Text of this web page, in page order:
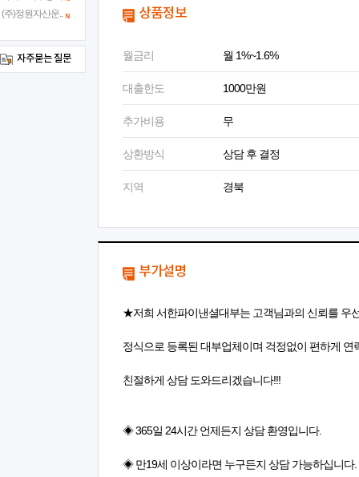
상품정보
월금리 월 1%~1.6%
대출한도 1000만원
추가비용 무
상환방식 상담 후 결정
지역 경북
부가설명
★저희 서한파이낸셜대부는 고객님과의 신뢰를 우
정식으로 등록된 대부업체이며 걱정없이 편하게 연
친절하게 상담 도와드리겠습니다!!!
◈ 365일 24시간 언제든지 상담 환영입니다.
◈ 만19세 이상이라면 누구든지 상담 가능하십니다.
(주)정원자산운..
자주묻는 질문